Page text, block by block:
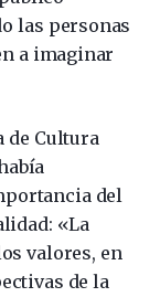
las personas
a imaginar
de Cultura
del
«La
valores, en
de la